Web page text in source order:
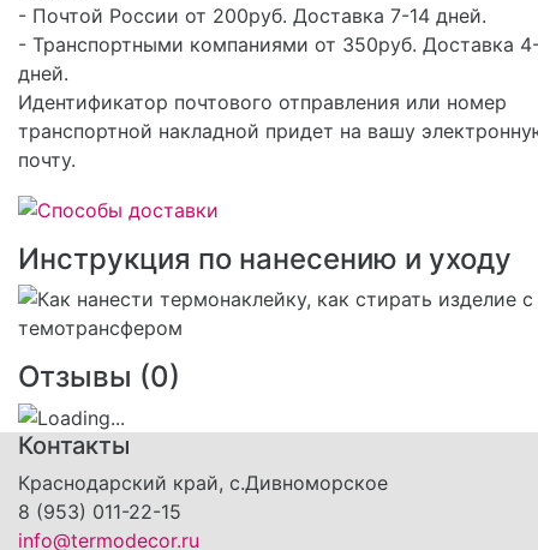
- Почтой России от 200руб. Доставка 7-14 дней.
- Транспортными компаниями от 350руб. Доставка
дней.
Идентификатор почтового отправления или номер
транспортной накладной придет на вашу
почту.
Инструкция по нанесению и уходу
Отзывы (0)
Контакты
Краснодарский край, с.Дивноморское
8 (953) 011-22-15
info@termodecor.ru